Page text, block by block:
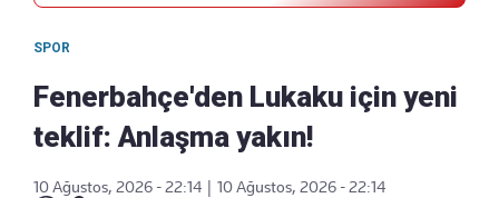
SPOR
Fenerbahçe'den Lukaku için yeni
teklif: Anlaşma yakın!
10 Ağustos, 2026 - 22:14
10 Ağustos, 2026 - 22:14